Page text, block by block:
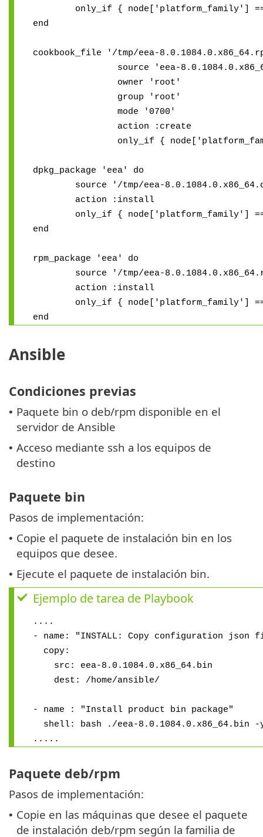
only_if { node['platform_family'] ==
end
cookbook_file '/tmp/eea-
source 'eea-
owner 'root'
group 'root'
mode '0700'
action :create
only_if {
dpkg_package 'eea' do
source '/tmp/eea-
action :install
only_if { node['platform_family'] ==
end
rpm_package 'eea' do
source '/tmp/eea-
action :install
only_if { node['platform_family']
end
Ansible
Condiciones previas
• Paquete bin o deb/rpm disponible en el
servidor de Ansible
• Acceso mediante ssh a los equipos de
destino
Paquete bin
Pasos de implementación:
• Copie el paquete de instalación bin en los
equipos que desee.
• Ejecute el paquete de instalación bin.
Ejemplo de tarea de Playbook
....
- name: "INSTALL: Copy configuration json
copy:
src: eea-8.0.1084.0.x86_64.bin
dest: /home/ansible/
- name : "Install product bin package"
shell: bash ./eea-8.0.1084.0.x86_64.bin
.....
Paquete deb/rpm
Pasos de implementación:
• Copie en las máquinas que desee el paquete
de instalación deb/rpm según la familia de